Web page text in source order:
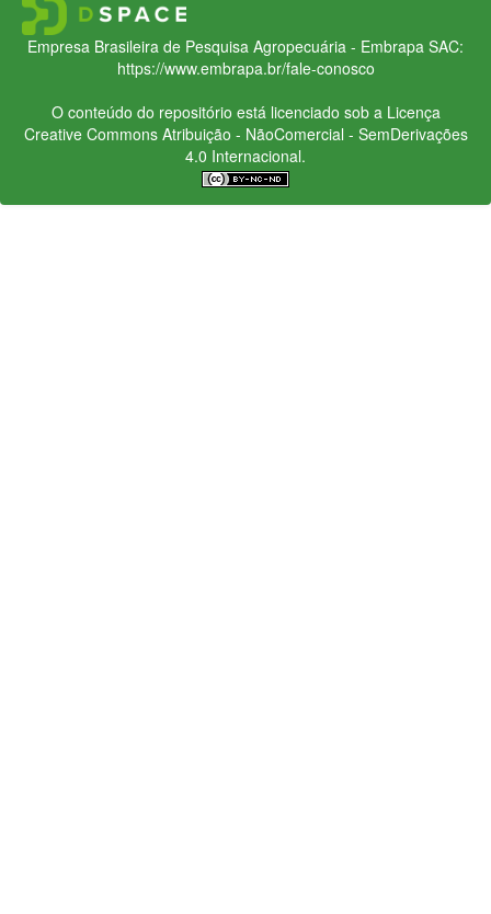
Empresa Brasileira de Pesquisa Agropecuária - Embrapa SAC:
https://www.embrapa.br/fale-conosco
O conteúdo do repositório está licenciado sob a Licença
Creative CommonsAtribuição - NãoComercial - SemDerivações
4.0 Internacional.